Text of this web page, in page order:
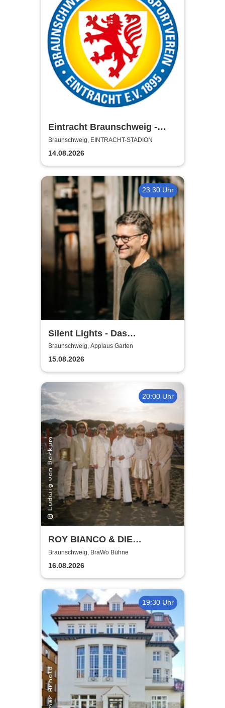
Eintracht Braunschweig -
Saison 2026/27
Braunschweig, EINTRACHT-STADION
14.08.2026
23:30 Uhr
Silent Lights - Das
Mitternachtskonzert
Braunschweig, Applaus Garten
15.08.2026
20:00 Uhr
ROY BIANCO & DIE
ABBRUNZATI BOYS - LIVE
2026
Braunschweig, BraWo Bühne
16.08.2026
19:30 Uhr